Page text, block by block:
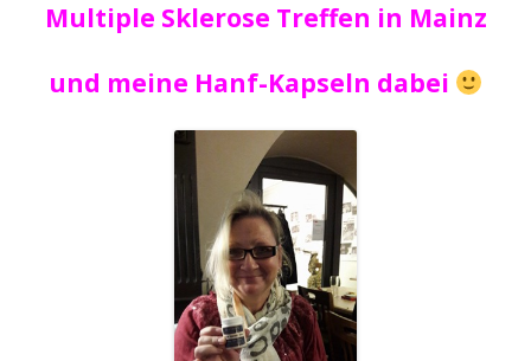
Multiple Sklerose Treffen in Mainz
und meine Hanf-Kapseln dabei